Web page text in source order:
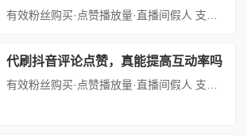
代刷抖音评论点赞，真能提高互动率吗
有效粉丝购买·点赞播放量·直播间假人 支持：抖音,快手,小红书,视频号,微博,B站,西瓜头条等各类自媒体平台。自助平台： http://www.fs688.com/ 在当今数字化社交媒体盛行的时代，抖音作为一款极具影响力的短视频平台，吸引了无数用户和创作者。对于创作者而言，互动率是衡量作品受欢迎程度和影响力的重要指标，它不仅影响着作品的推荐量，还关乎创作者在平台上的发...